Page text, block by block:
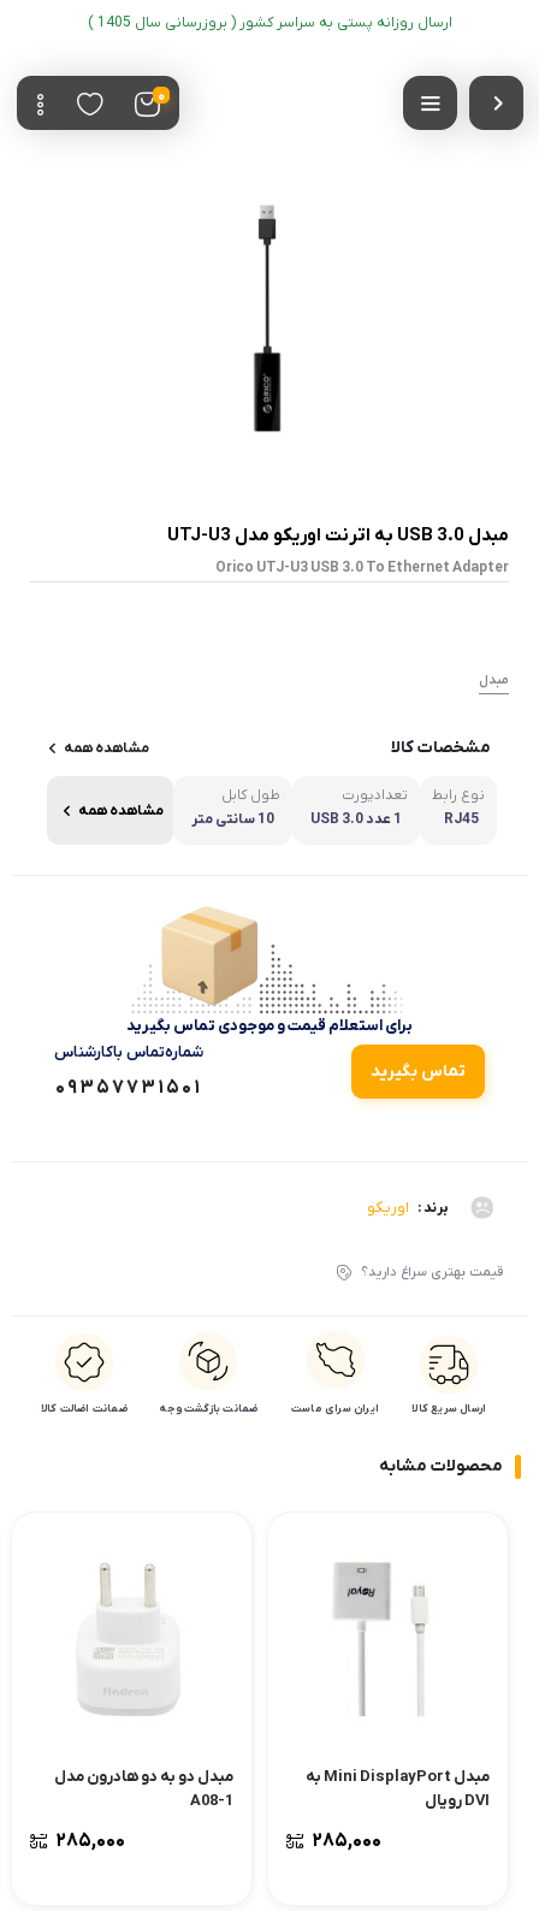
ارسال روزانه پستی به سراسر کشور ( بروزرسانی سال 1405 )
0
مبدل USB 3.0 به اترنت اوریکو مدل UTJ-U3
Orico UTJ-U3 USB 3.0 To Ethernet Adapter
مبدل
مشخصات کالا مشاهده همه
نوع رابط
RJ45
تعدادپورت
1 عدد USB 3.0
طول کابل
10 سانتی متر
مشاهده همه
برای استعلام قیمت و موجودی تماس بگیرید
تماس بگیرید
شماره‌تماس‌ با‌کارشناس
09357731501
برند : اوریکو
قیمت بهتری سراغ دارید؟
ارسال سریع کالا ایران سرای ماست ضمانت بازگشت وجه ضمانت اضالت کالا
محصولات مشابه
مبدل Mini DisplayPort به
DVI رویال
۲۸۵,۰۰۰
مبدل دو به دو هادرون مدل
A08-1
۲۸۵,۰۰۰